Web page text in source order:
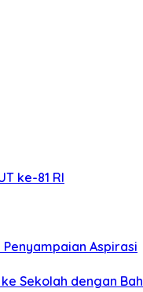
ke-81 RI
Aspirasi
ke Sekolah dengan